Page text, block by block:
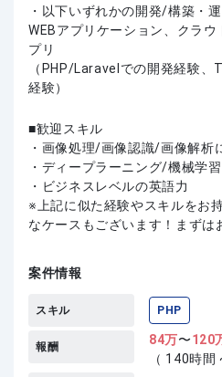
・以下いずれかの開発/構築・
WEBアプリケーション、クラ
プリ
（PHP/Laravelでの開発経験
経験）
歓迎スキル
・画像処理/画像認識/画像解析
・ディープラーニング/機械学
・ビジネスレベルの英語力
上記に似た経験やスキルをお
なケースもございます！まずは
案件情報
スキル PHP
報酬 84万〜120
（ 140時間